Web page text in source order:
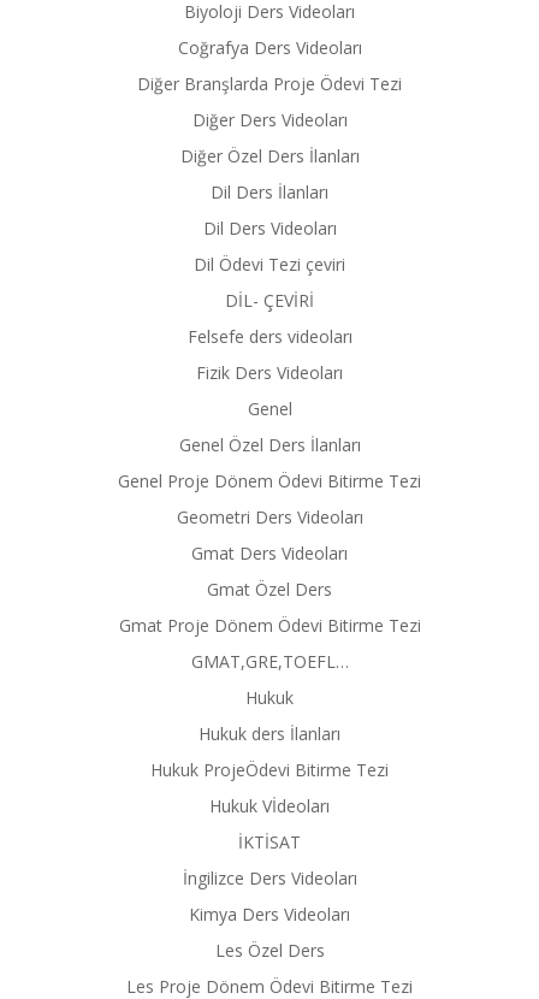
Biyoloji Ders Videoları
Coğrafya Ders Videoları
Diğer Branşlarda Proje Ödevi Tezi
Diğer Ders Videoları
Diğer Özel Ders İlanları
Dil Ders İlanları
Dil Ders Videoları
Dil Ödevi Tezi çeviri
DİL- ÇEVİRİ
Felsefe ders videoları
Fizik Ders Videoları
Genel
Genel Özel Ders İlanları
Genel Proje Dönem Ödevi Bitirme Tezi
Geometri Ders Videoları
Gmat Ders Videoları
Gmat Özel Ders
Gmat Proje Dönem Ödevi Bitirme Tezi
GMAT,GRE,TOEFL…
Hukuk
Hukuk ders İlanları
Hukuk ProjeÖdevi Bitirme Tezi
Hukuk Vİdeoları
İKTİSAT
İngilizce Ders Videoları
Kimya Ders Videoları
Les Özel Ders
Les Proje Dönem Ödevi Bitirme Tezi